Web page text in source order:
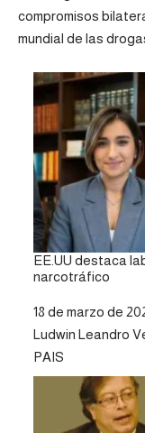
compromisos
mundial de las
EE.UU destaca
narcotráfico
Fecha
18 de marzo de
Autor
Ludwin Leandro
Respecto a
PAIS